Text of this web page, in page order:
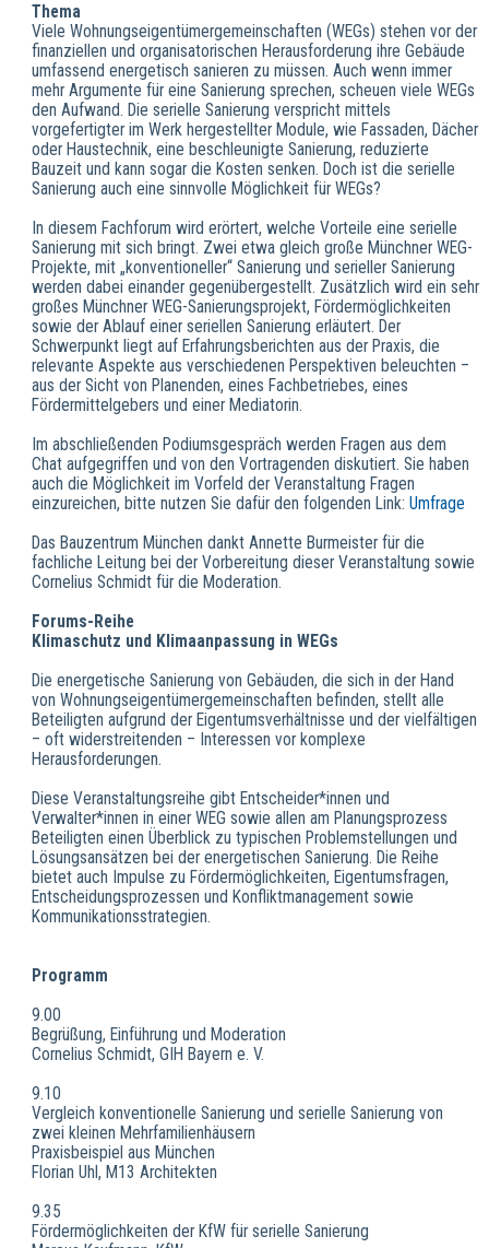
Thema
Viele Wohnungseigentümergemeinschaften (WEGs) stehen vor der
finanziellen und organisatorischen Herausforderung ihre Gebäude
umfassend energetisch sanieren zu müssen. Auch wenn immer
mehr Argumente für eine Sanierung sprechen, scheuen viele WEGs
den Aufwand. Die serielle Sanierung verspricht mittels
vorgefertigter im Werk hergestellter Module, wie Fassaden, Dächer
oder Haustechnik, eine beschleunigte Sanierung, reduzierte
Bauzeit und kann sogar die Kosten senken. Doch ist die serielle
Sanierung auch eine sinnvolle Möglichkeit für WEGs?
In diesem Fachforum wird erörtert, welche Vorteile eine serielle
Sanierung mit sich bringt. Zwei etwa gleich große Münchner WEG-
Projekte, mit „konventioneller“ Sanierung und serieller Sanierung
werden dabei einander gegenübergestellt. Zusätzlich wird ein sehr
großes Münchner WEG-Sanierungsprojekt, Fördermöglichkeiten
sowie der Ablauf einer seriellen Sanierung erläutert. Der
Schwerpunkt liegt auf Erfahrungsberichten aus der Praxis, die
relevante Aspekte aus verschiedenen Perspektiven beleuchten –
aus der Sicht von Planenden, eines Fachbetriebes, eines
Fördermittelgebers und einer Mediatorin.
Im abschließenden Podiumsgespräch werden Fragen aus dem
Chat aufgegriffen und von den Vortragenden diskutiert. Sie haben
auch die Möglichkeit im Vorfeld der Veranstaltung Fragen
einzureichen, bitte nutzen Sie dafür den folgenden Link: Umfrage
Das Bauzentrum München dankt Annette Burmeister für die
fachliche Leitung bei der Vorbereitung dieser Veranstaltung sowie
Cornelius Schmidt für die Moderation.
Forums-Reihe
Klimaschutz und Klimaanpassung in WEGs
Die energetische Sanierung von Gebäuden, die sich in der Hand
von Wohnungseigentümergemeinschaften befinden, stellt alle
Beteiligten aufgrund der Eigentumsverhältnisse und der vielfältigen
– oft widerstreitenden – Interessen vor komplexe
Herausforderungen.
Diese Veranstaltungsreihe gibt Entscheider*innen und
Verwalter*innen in einer WEG sowie allen am Planungsprozess
Beteiligten einen Überblick zu typischen Problemstellungen und
Lösungsansätzen bei der energetischen Sanierung. Die Reihe
bietet auch Impulse zu Fördermöglichkeiten, Eigentumsfragen,
Entscheidungsprozessen und Konfliktmanagement sowie
Kommunikationsstrategien.
Programm
9.00
Begrüßung, Einführung und Moderation
Cornelius Schmidt, GIH Bayern e. V.
9.10
Vergleich konventionelle Sanierung und serielle Sanierung von
zwei kleinen Mehrfamilienhäusern
Praxisbeispiel aus München
Florian Uhl, M13 Architekten
9.35
Fördermöglichkeiten der KfW für serielle Sanierung